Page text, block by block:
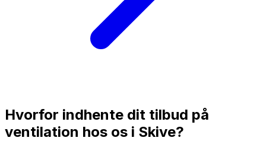
Hvorfor indhente dit tilbud på
ventilation hos os i Skive?